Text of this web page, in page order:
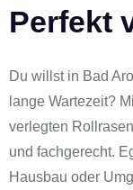
Perfekt
Du willst in Bad
lange Wartezeit?
verlegten
und fachgerecht.
Hausbau oder